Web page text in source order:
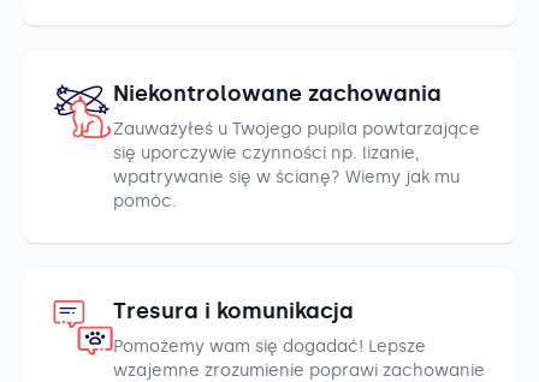
Niekontrolowane zachowania
Zauważyłeś u Twojego pupila powtarzające
się uporczywie czynności np. lizanie,
wpatrywanie się w ścianę? Wiemy jak mu
pomóc.
Tresura i komunikacja
Pomożemy wam się dogadać! Lepsze
wzajemne zrozumienie poprawi zachowanie